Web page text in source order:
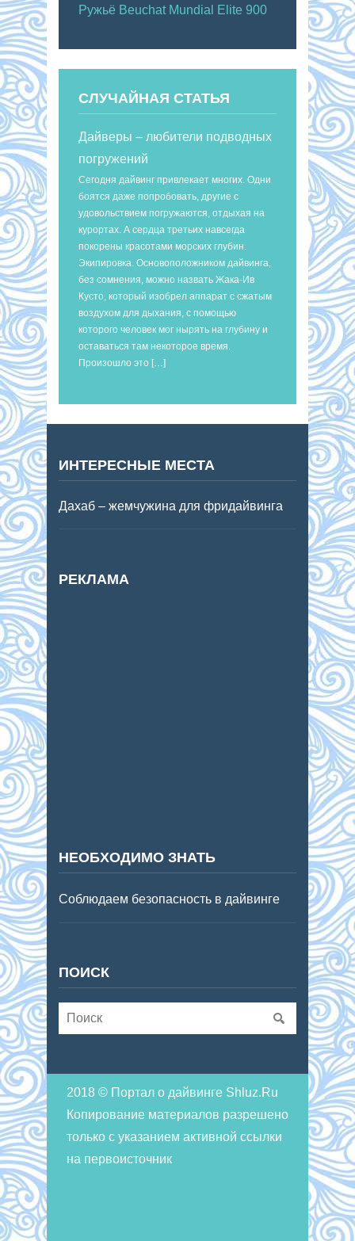
Ружьё Beuchat Mundial Elite 900
СЛУЧАЙНАЯ СТАТЬЯ
Дайверы – любители подводных
погружений
Сегодня дайвинг привлекает многих. Одни
боятся даже попробовать, другие с
удовольствием погружаются, отдыхая на
курортах. А сердца третьих навсегда
покорены красотами морских глубин.
Экипировка. Основоположником дайвинга,
без сомнения, можно назвать Жака-Ив
Кусто, который изобрел аппарат с сжатым
воздухом для дыхания, с помощью
которого человек мог нырять на глубину и
оставаться там некоторое время.
Произошло это […]
ИНТЕРЕСНЫЕ МЕСТА
Дахаб – жемчужина для фридайвинга
РЕКЛАМА
НЕОБХОДИМО ЗНАТЬ
Соблюдаем безопасность в дайвинге
ПОИСК
2018 © Портал о дайвинге Shluz.Ru
Копирование материалов разрешено
только с указанием активной ссылки
на первоисточник